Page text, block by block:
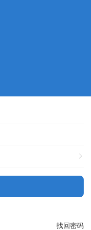
找回密码